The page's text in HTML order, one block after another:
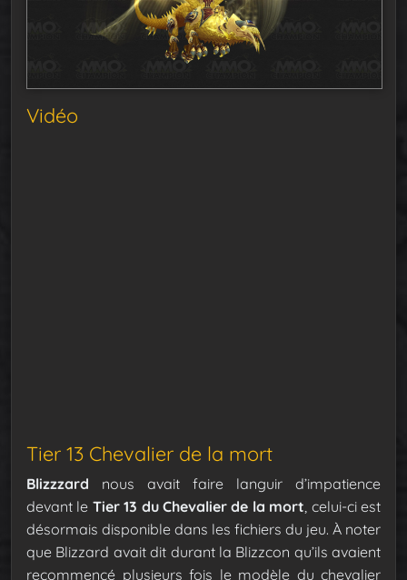
Vidéo
Tier 13 Chevalier de la mort
Blizzzard nous avait faire languir d’impatience
devant le Tier 13 du Chevalier de la mort, celui-ci est
désormais disponible dans les fichiers du jeu. À noter
que Blizzard avait dit durant la Blizzcon qu’ils avaient
recommencé plusieurs fois le modèle du chevalier